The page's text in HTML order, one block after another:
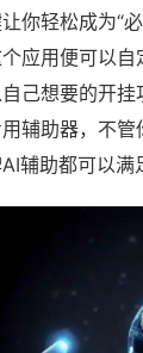
你轻松成为“
应用便可以
己想要的开挂
辅助器，不管
辅助都可以满